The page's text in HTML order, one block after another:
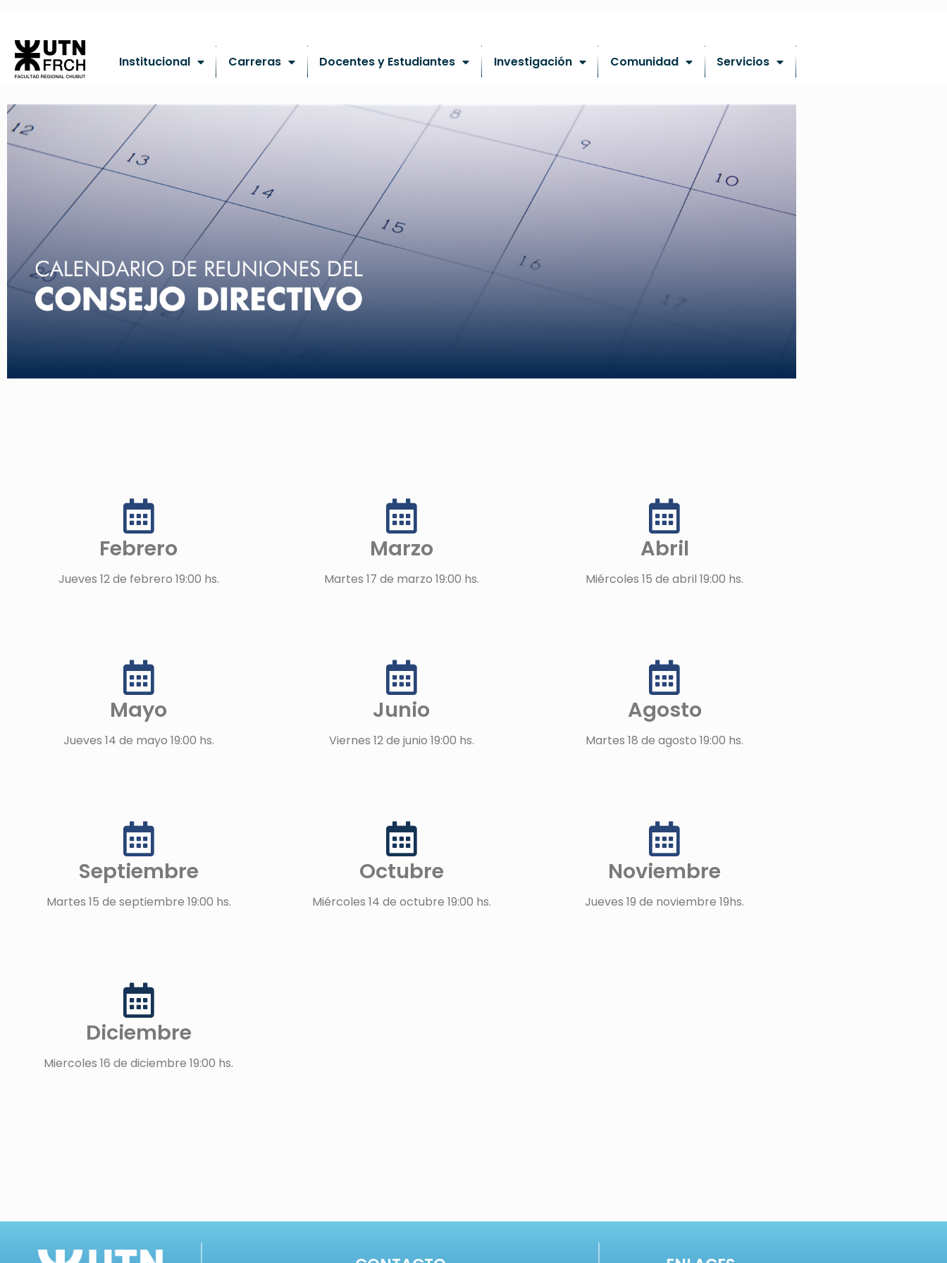
Institucional Carreras Docentes y Estudiantes Investigación Comunidad Servicios
Febrero
Jueves 12 de febrero 19:00 hs.
Mayo
Jueves 14 de mayo 19:00 hs.
Septiembre
Martes 15 de septiembre 19:00 hs.
Diciembre
Miercoles 16 de diciembre 19:00 hs.
Marzo
Martes 17 de marzo 19:00 hs.
Junio
Viernes 12 de junio 19:00 hs.
Octubre
Miércoles 14 de octubre 19:00 hs.
Abril
Miércoles 15 de abril 19:00 hs.
Agosto
Martes 18 de agosto 19:00 hs.
Noviembre
Jueves 19 de noviembre 19hs.